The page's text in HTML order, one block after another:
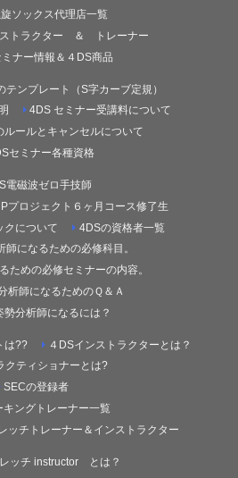
旋ソックス代理店一覧
ストラクター ＆ トレーナー
ミナー情報＆４DS商品
テンプレート（S字カーブ定規）
4DS セミナー受講料について
ルールとキャンセルについて
セミナー各種資格
電磁波ゼロ手技師
ロジェクト６ヶ月コース修了生
クについて
4DSの資格者一覧
師になるための必修科目。
ための必修セミナーの内容。
析師になるためのＱ＆Ａ
勢分析師になるには？
は??
４DSインストラクターとは？
クティショナーとは?
SECの登録者
キングトレーナー一覧
ッチトレーナー＆インストラクター
ッチ instructor とは？